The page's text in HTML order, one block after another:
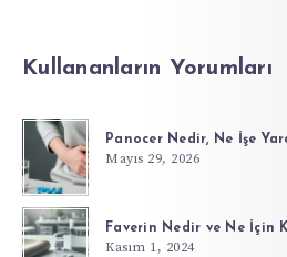
Kullananların Yorumları
Panocer Nedir, Ne İşe
Mayıs 29, 2026
Faverin Nedir ve Ne İçin
Kasım 1, 2024